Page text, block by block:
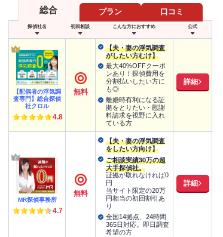
総合 プラン 口コミ
探偵社名 初回相談 こんな方におすすめ 公式
【配偶者の浮気調
査専門】総合探偵
社クロル
4.8
無料
【夫・妻の浮気調査
がしたい方むけ】
最大40%OFFクーポ
ンあり！探偵費用を
分割払いしたい方に
も◎
離婚時有利になる証
拠をとりたい・慰謝
料請求を視野に入れ
ている方
詳細
MR探偵事務所
4.7
無料
【夫・妻の浮気調査
をしたい方向け】
ご相談実績30万の超
大手探偵社。
証拠が取れなければ0
円
当サイト限定の20万
円相当の初回割引あ
り
全国14拠点、24時間
365日対応。即日調査
希望の方
詳細